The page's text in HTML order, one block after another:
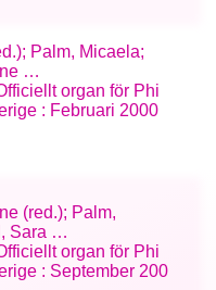
Palm, Micaela;
…
organ för Phi
: Februari 2000
(red.); Palm,
Sara …
organ för Phi
: September 200